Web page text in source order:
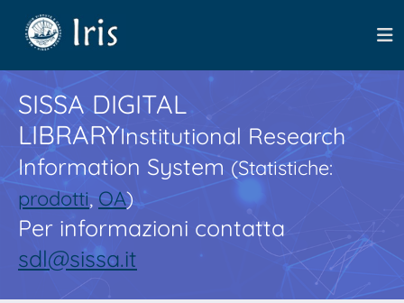
SISSA DIGITAL
LIBRARYInstitutional Research
Information System(Statistiche:
prodotti,OA)
Per informazioni contatta
sdl@sissa.it